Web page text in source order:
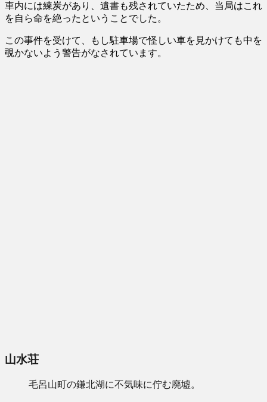
車内には練炭があり、遺書も残されていたため、当局はこれ
を自ら命を絶ったということでした。
この事件を受けて、もし駐車場で怪しい車を見かけても中を
覗かないよう警告がなされています。
山水荘
毛呂山町の鎌北湖に不気味に佇む廃墟。